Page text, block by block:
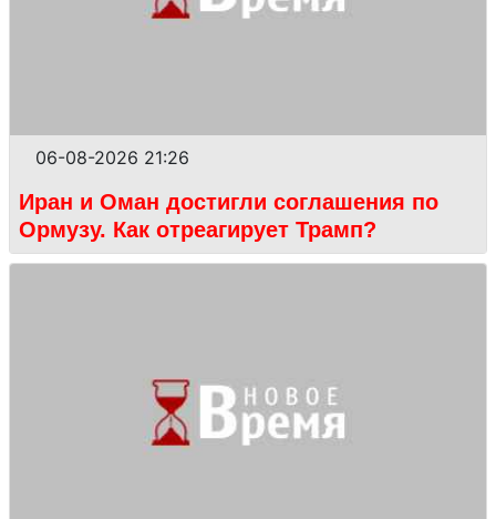
06-08-2026 21:26
Иран и Оман достигли соглашения по
Ормузу. Как отреагирует Трамп?